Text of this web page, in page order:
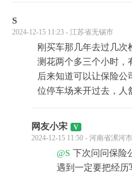
S
2024-12-15 11:23 - 江苏省无锡市
刚买车那几年去过几次
测花两个多三个小时，
后来知道可以让保险
位停车场来开过去，人
网友小宋
2024-12-15 11:50 - 河南省漯河市
@S 下次问问保险
遇到一定要把经